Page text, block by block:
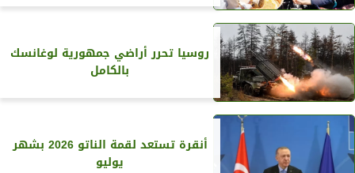
روسيا تحرر أراضي جمهورية لوغانسك
بالكامل
أنقرة تستعد لقمة الناتو 2026 بشهر
يوليو